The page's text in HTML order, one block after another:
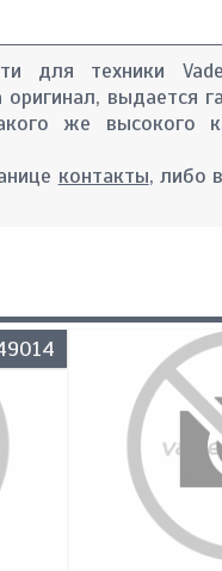
для техники
выдается
же высокого
контакты, либо